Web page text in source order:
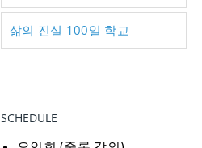
삶의 진실 100일 학교
SCHEDULE